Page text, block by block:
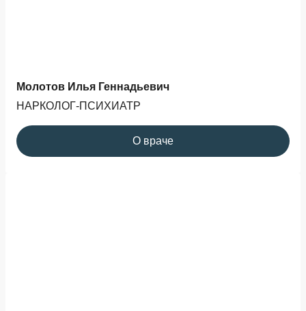
Молотов Илья Геннадьевич
НАРКОЛОГ-ПСИХИАТР
О враче